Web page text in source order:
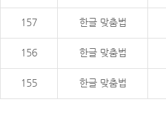
157 한글 맞춤법
156 한글 맞춤법
155 한글 맞춤법